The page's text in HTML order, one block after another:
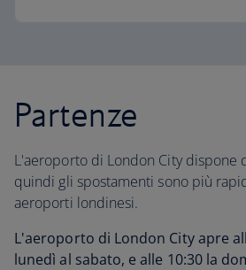
Partenze
L'aeroporto di London City dispone
quindi gli spostamenti sono più
aeroporti londinesi.
L'aeroporto di London City apre
lunedì al sabato, e alle 10:30 la